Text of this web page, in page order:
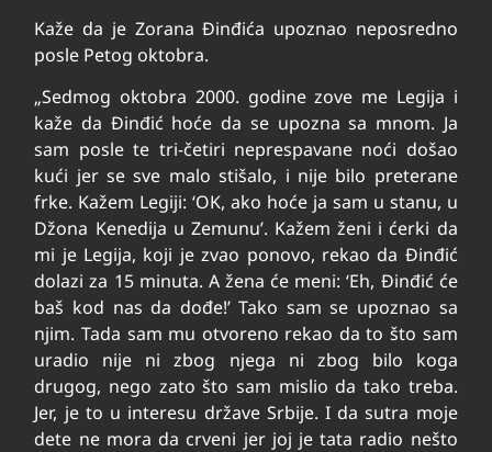
Kaže da je Zorana Đinđića upoznao neposredno
posle Petog oktobra.
„Sedmog oktobra 2000. godine zove me Legija i
kaže da Đinđić hoće da se upozna sa mnom. Ja
sam posle te tri-četiri neprespavane noći došao
kući jer se sve malo stišalo, i nije bilo preterane
frke. Kažem Legiji: ‘OK, ako hoće ja sam u stanu, u
Džona Kenedija u Zemunu’. Kažem ženi i ćerki da
mi je Legija, koji je zvao ponovo, rekao da Đinđić
dolazi za 15 minuta. A žena će meni: ‘Eh, Đinđić će
baš kod nas da dođe!’ Tako sam se upoznao sa
njim. Tada sam mu otvoreno rekao da to što sam
uradio nije ni zbog njega ni zbog bilo koga
drugog, nego zato što sam mislio da tako treba.
Jer, je to u interesu države Srbije. I da sutra moje
dete ne mora da crveni jer joj je tata radio nešto